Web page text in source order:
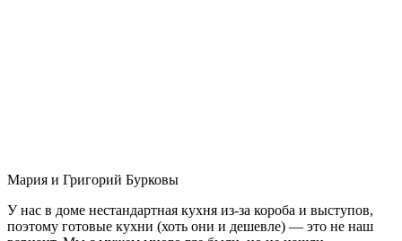
Мария и Григорий Бурковы
У нас в доме нестандартная кухня из-за короба и выступов,
поэтому готовые кухни (хоть они и дешевле) — это не наш